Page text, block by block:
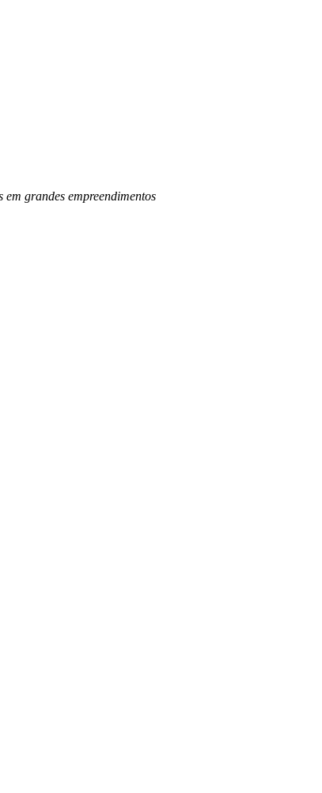
grandes empreendimentos